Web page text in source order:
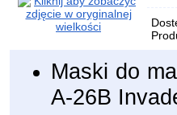
Maski do
A-26B